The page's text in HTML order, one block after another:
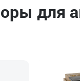
для